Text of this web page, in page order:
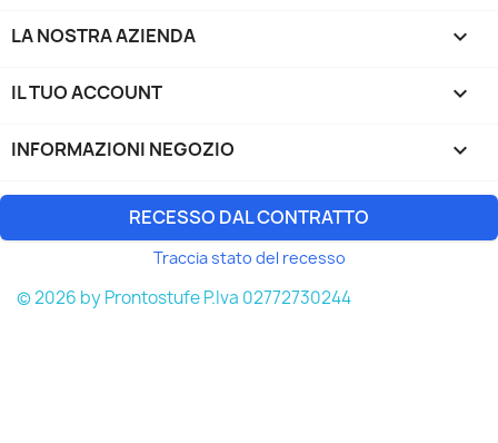
LA NOSTRA AZIENDA 
IL TUO ACCOUNT 
INFORMAZIONI NEGOZIO keyboard_arrow_down
RECESSO DAL CONTRATTO
Traccia stato del recesso
© 2026 by Prontostufe P.Iva 02772730244